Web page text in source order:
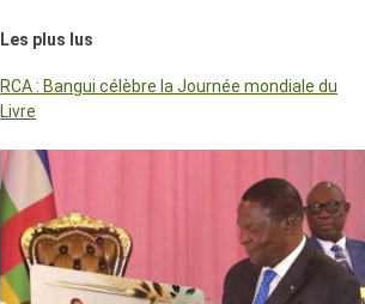
Les plus lus
RCA : Bangui célèbre la Journée mondiale du
Livre